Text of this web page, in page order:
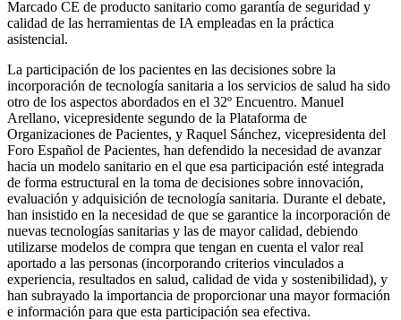
Marcado CE de producto sanitario como garantía de seguridad y
calidad de las herramientas de IA empleadas en la práctica
asistencial.
La participación de los pacientes en las decisiones sobre la
incorporación de tecnología sanitaria a los servicios de salud ha sido
otro de los aspectos abordados en el 32º Encuentro. Manuel
Arellano, vicepresidente segundo de la Plataforma de
Organizaciones de Pacientes, y Raquel Sánchez, vicepresidenta del
Foro Español de Pacientes, han defendido la necesidad de avanzar
hacia un modelo sanitario en el que esa participación esté integrada
de forma estructural en la toma de decisiones sobre innovación,
evaluación y adquisición de tecnología sanitaria. Durante el debate,
han insistido en la necesidad de que se garantice la incorporación de
nuevas tecnologías sanitarias y las de mayor calidad, debiendo
utilizarse modelos de compra que tengan en cuenta el valor real
aportado a las personas (incorporando criterios vinculados a
experiencia, resultados en salud, calidad de vida y sostenibilidad), y
han subrayado la importancia de proporcionar una mayor formación
e información para que esta participación sea efectiva.